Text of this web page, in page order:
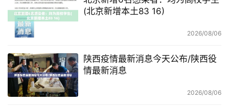
(北京新增本土83 16)
2026/08/06
陕西疫情最新消息今天公布/陕西役
情最新消息
2026/08/06